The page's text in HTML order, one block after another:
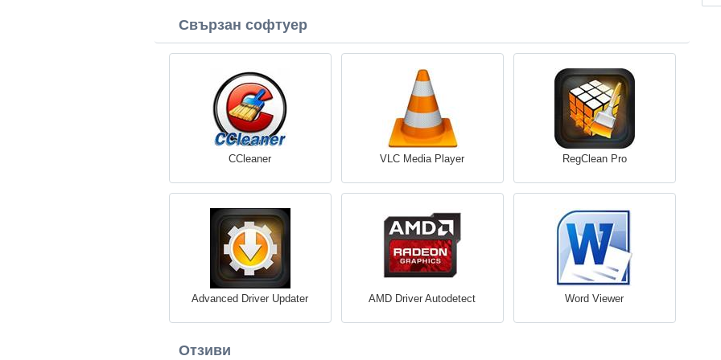
Свързан софтуер
CCleaner VLC Media Player RegClean Pro
Advanced Driver Updater AMD Driver Autodetect Word Viewer
Отзиви